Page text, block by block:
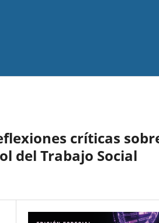
críticas
del Trabajo Social